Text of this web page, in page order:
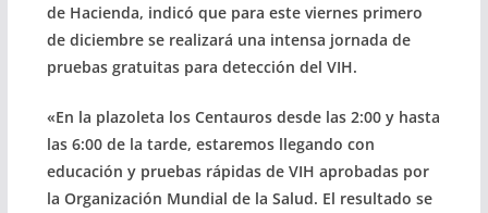
de Hacienda, indicó que para este viernes primero
de diciembre se realizará una intensa jornada de
pruebas gratuitas para detección del VIH.
«En la plazoleta los Centauros desde las 2:00 y hasta
las 6:00 de la tarde, estaremos llegando con
educación y pruebas rápidas de VIH aprobadas por
la Organización Mundial de la Salud. El resultado se